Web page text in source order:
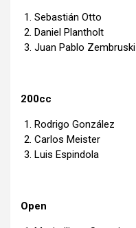
Sebastián Otto
Daniel Plantholt
Juan Pablo Zembruski
200cc
Rodrigo González
Carlos Meister
Luis Espindola
Open